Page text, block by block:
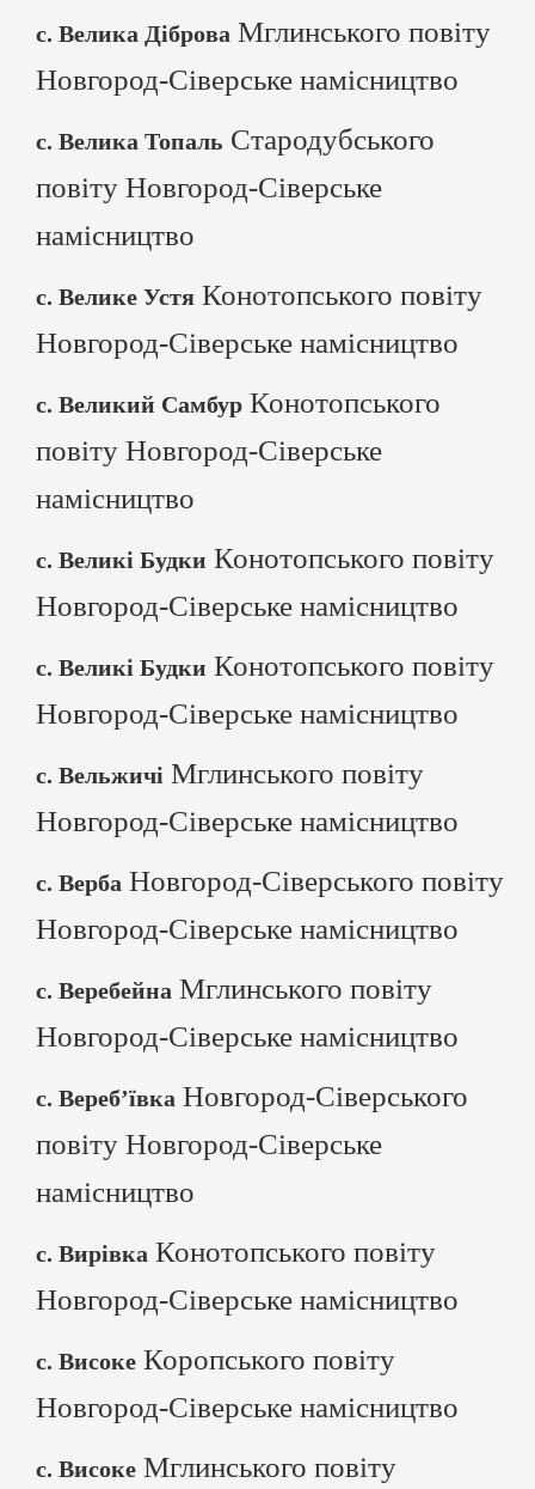
с. Велика Діброва Мглинського повіту
Новгород-Сіверське намісництво
с. Велика Топаль Стародубського
повіту Новгород-Сіверське
намісництво
с. Велике Устя Конотопського повіту
Новгород-Сіверське намісництво
с. Великий Самбур Конотопського
повіту Новгород-Сіверське
намісництво
с. Великі Будки Конотопського повіту
Новгород-Сіверське намісництво
с. Великі Будки Конотопського повіту
Новгород-Сіверське намісництво
с. Вельжичі Мглинського повіту
Новгород-Сіверське намісництво
с. Верба Новгород-Сіверського повіту
Новгород-Сіверське намісництво
с. Веребейна Мглинського повіту
Новгород-Сіверське намісництво
с. Вереб’ївка Новгород-Сіверського
повіту Новгород-Сіверське
намісництво
с. Вирівка Конотопського повіту
Новгород-Сіверське намісництво
с. Високе Коропського повіту
Новгород-Сіверське намісництво
с. Високе Мглинського повіту